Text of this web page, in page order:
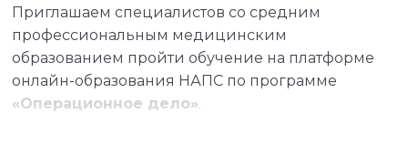
Приглашаем специалистов со средним
профессиональным медицинским
образованием пройти обучение на платформе
онлайн-образования НАПС по программе
«Операционное дело».